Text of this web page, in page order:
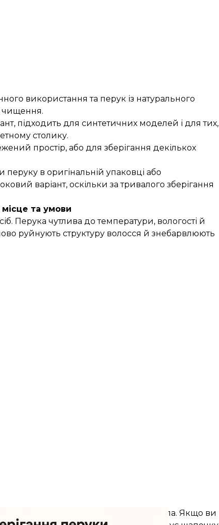
використання та перук із натурального
чищення.
підходить для синтетичних моделей і для тих,
столику.
простір, або для зберігання декількох
в оригінальній упаковці або
варіант, оскільки за тривалого зберігання
та умови
Перука чутлива до температури, вологості й
руйнують структуру волосся й знебарвлюють
подалі від вікна та джерел тепла. Якщо ви